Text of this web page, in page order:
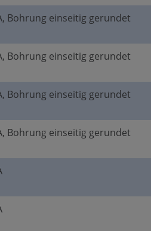
Bohrung einseitig gerundet
Bohrung einseitig gerundet
Bohrung einseitig gerundet
Bohrung einseitig gerundet